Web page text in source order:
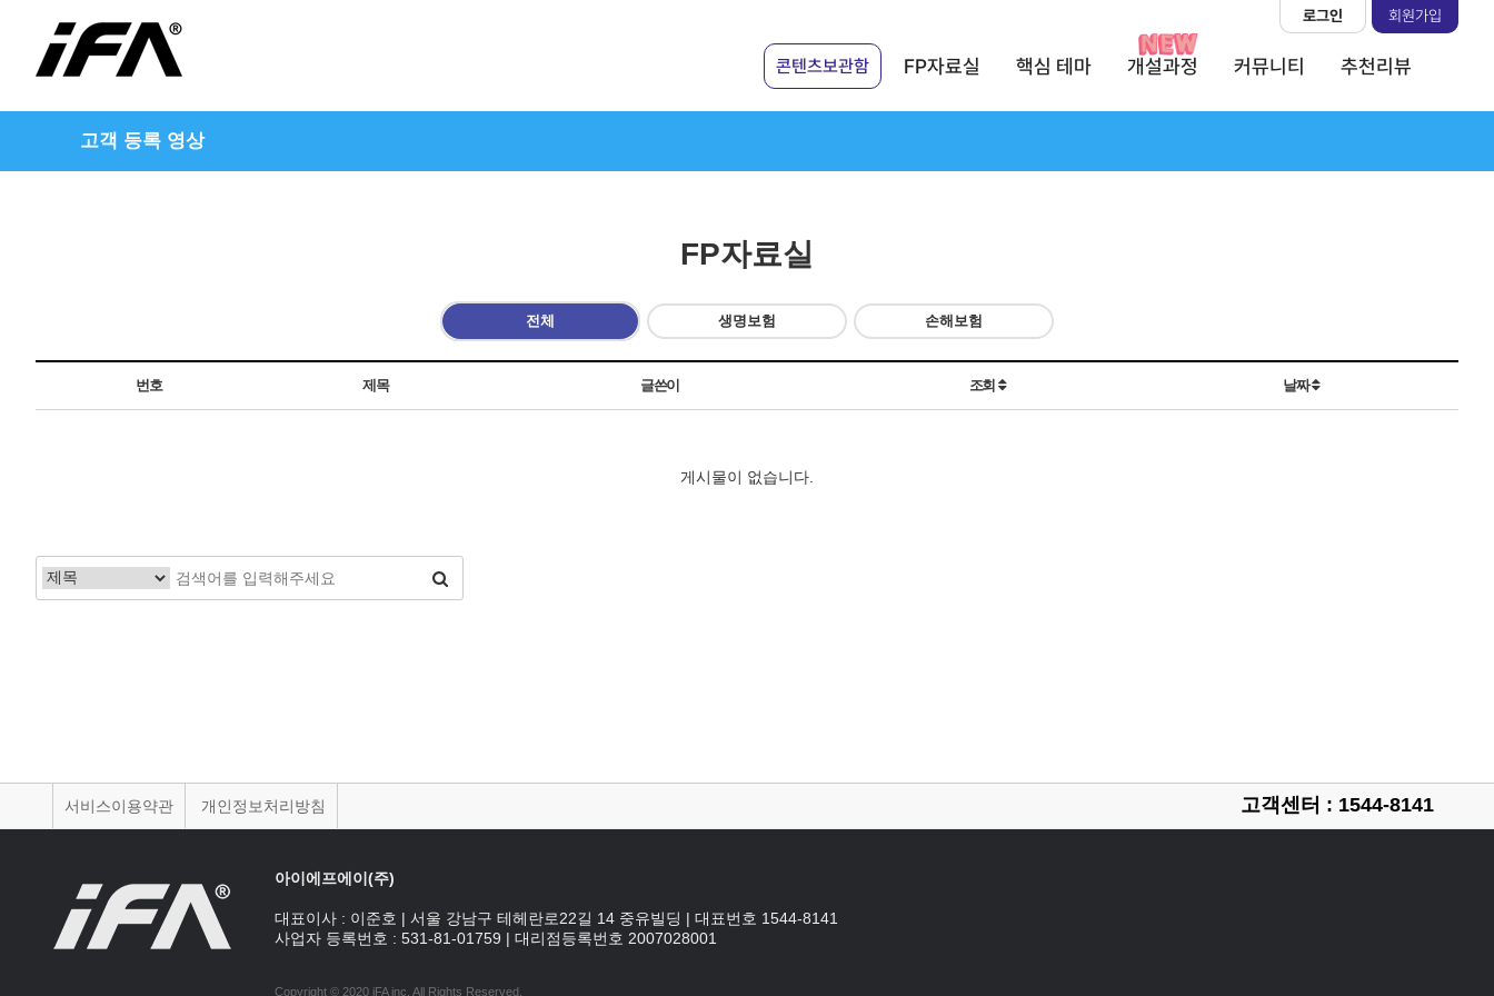
콘텐츠보관함 FP자료실 핵심 테마 개설과정 커뮤니티 추천리뷰
로그인 회원가입
고객 등록 영상
FP자료실
전체 생명보험 손해보험
번호 제목 글쓴이 조회 날짜
게시물이 없습니다.
서비스이용약관 개인정보처리방침 고객센터 : 1544-8141
아이에프에이(주)
대표이사 : 이준호 | 서울 강남구 테헤란로22길 14 중유빌딩 | 대표번호 1544-8141
사업자 등록번호 : 531-81-01759 | 대리점등록번호 2007028001
Copyright © 2020 iFA inc . All Rights Reserved.